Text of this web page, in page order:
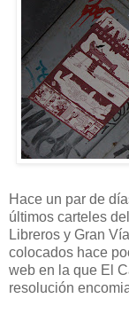
Hace un par de
últimos carteles
Libreros y Gran
colocados hace
web en la que El
resolución